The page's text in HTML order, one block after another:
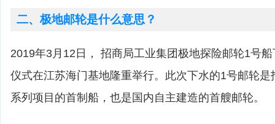
二、极地邮轮是什么意思？
2019年3月12日， 招商局工业集团极地探险邮轮1号
仪式在江苏海门基地隆重举行。此次下水的1号邮轮
系列项目的首制船，也是国内自主建造的首艘邮轮。